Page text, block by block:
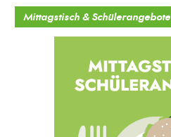
Mittagstisch & Schülerangebote